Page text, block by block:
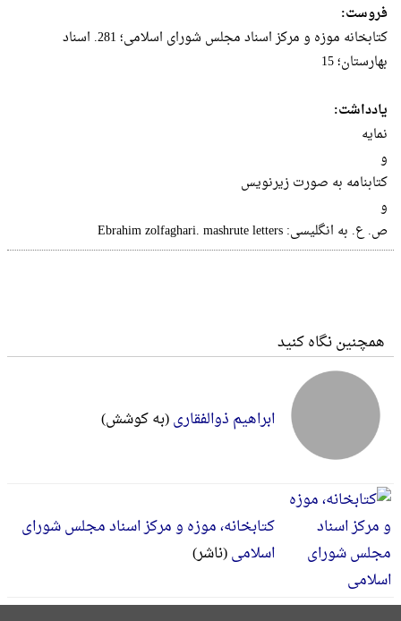
فروست:
کتابخانه موزه و مرکز اسناد مجلس شورای اسلامی؛ 281. اسناد
بهارستان؛ 15
یادداشت:
نمایه
و
کتابنامه به صورت زیرنویس
و
ص. ع. به انگلیسی: Ebrahim zolfaghari. mashrute letters
همچنین نگاه کنید
ابراهیم ذوالفقاری(به کوشش)
کتابخانه، موزه و مرکز اسناد مجلس شورای
اسلامی(ناشر)